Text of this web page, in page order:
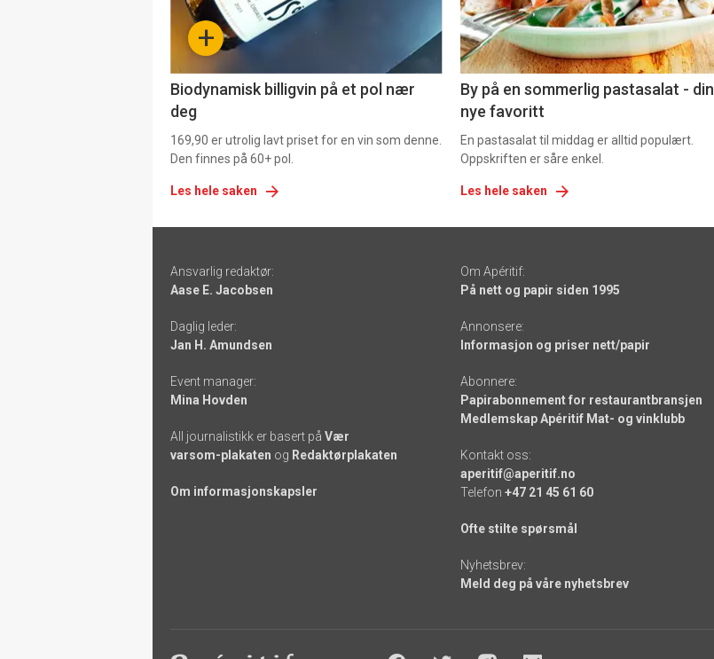
-
+
Biodynamisk billigvin på et pol nær
deg
169,90 er utrolig lavt priset for en vin som denne.
Den finnes på 60+ pol.
Les hele saken
-
5
By på en sommerlig pastasalat - din
nye favoritt
En pastasalat til middag er alltid populært.
Oppskriften er såre enkel.
Les hele saken
-
links
Ansvarlig redaktør:
Aase E. Jacobsen
Daglig leder:
Jan H. Amundsen
Event manager:
Mina Hovden
All journalistikk er basert på Vær
varsom-plakaten og Redaktørplakaten
Om informasjonskapsler
Om Apéritif:
På nett og papir siden 1995
Annonsere:
Informasjon og priser nett/papir
Abonnere:
Papirabonnement for restaurantbransjen
Medlemskap Apéritif Mat- og vinklubb
Kontakt oss:
aperitif@aperitif.no
Telefon +47 21 45 61 60
Ofte stilte spørsmål
Nyhetsbrev:
Meld deg på våre nyhetsbrev
Footer